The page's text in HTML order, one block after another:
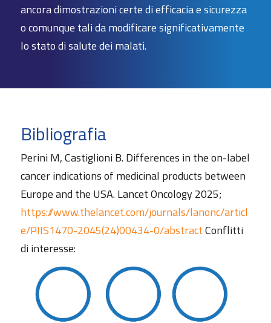
ancora dimostrazioni certe di efficacia e sicurezza
o comunque tali da modificare significativamente
lo stato di salute dei malati.
Bibliografia
Perini M, Castiglioni B. Differences in the on-label
cancer indications of medicinal products between
Europe and the USA. Lancet Oncology 2025;
https://www.thelancet.com/journals/lanonc/articl
e/PIIS1470-2045(24)00434-0/abstractConflitti
di interesse: